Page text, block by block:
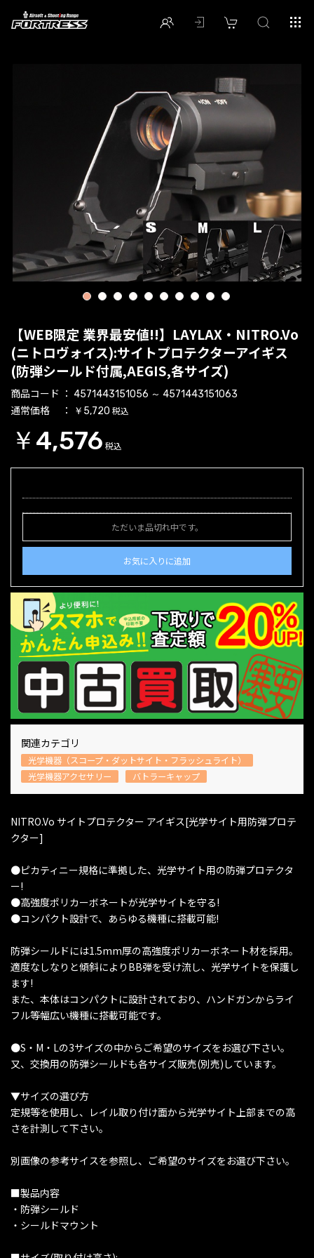
1 2 3 4 5 6 7 8 9 10
【WEB限定 業界最安値!!】LAYLAX・NITRO.Vo
(ニトロヴォイス):サイトプロテクターアイギス
(防弾シールド付属,AEGIS,各サイズ)
商品コード 4571443151056 ～ 4571443151063
通常価格 ￥5,720 税込
￥4,576 税込
ただいま品切れ中です。
お気に入りに追加
関連カテゴリ
光学機器（スコープ・ダットサイト・フラッシュライト）
光学機器アクセサリー
バトラーキャップ
NITRO.Vo サイトプロテクター アイギス[光学サイト用防弾プロテ
クター]
●ピカティニー規格に準拠した、光学サイト用の防弾プロテクタ
ー!
●高強度ポリカーボネートが光学サイトを守る!
●コンパクト設計で、あらゆる機種に搭載可能!
防弾シールドには1.5mm厚の高強度ポリカーボネート材を採用。
適度なしなりと傾斜によりBB弾を受け流し、光学サイトを保護し
ます!
また、本体はコンパクトに設計されており、ハンドガンからライ
フル等幅広い機種に搭載可能です。
●S・M・Lの3サイズの中からご希望のサイズをお選び下さい。
又、交換用の防弾シールドも各サイズ販売(別売)しています。
▼サイズの選び方
定規等を使用し、レイル取り付け面から光学サイト上部までの高
さを計測して下さい。
別画像の参考サイスを参照し、ご希望のサイズをお選び下さい。
■製品内容
・防弾シールド
・シールドマウント